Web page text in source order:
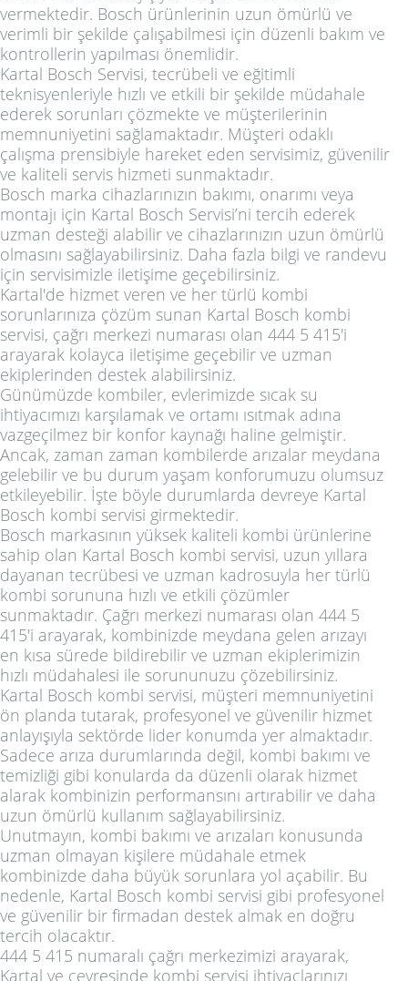
vermektedir. Bosch ürünlerinin uzun ömürlü ve
verimli bir şekilde çalışabilmesi için düzenli bakım ve
kontrollerin yapılması önemlidir.
Kartal Bosch Servisi, tecrübeli ve eğitimli
teknisyenleriyle hızlı ve etkili bir şekilde müdahale
ederek sorunları çözmekte ve müşterilerinin
memnuniyetini sağlamaktadır. Müşteri odaklı
çalışma prensibiyle hareket eden servisimiz, güvenilir
ve kaliteli servis hizmeti sunmaktadır.
Bosch marka cihazlarınızın bakımı, onarımı veya
montajı için Kartal Bosch Servisi’ni tercih ederek
uzman desteği alabilir ve cihazlarınızın uzun ömürlü
olmasını sağlayabilirsiniz. Daha fazla bilgi ve randevu
için servisimizle iletişime geçebilirsiniz.
Kartal'de hizmet veren ve her türlü kombi
sorunlarınıza çözüm sunan Kartal Bosch kombi
servisi, çağrı merkezi numarası olan 444 5 415'i
arayarak kolayca iletişime geçebilir ve uzman
ekiplerinden destek alabilirsiniz.
Günümüzde kombiler, evlerimizde sıcak su
ihtiyacımızı karşılamak ve ortamı ısıtmak adına
vazgeçilmez bir konfor kaynağı haline gelmiştir.
Ancak, zaman zaman kombilerde arızalar meydana
gelebilir ve bu durum yaşam konforumuzu olumsuz
etkileyebilir. İşte böyle durumlarda devreye Kartal
Bosch kombi servisi girmektedir.
Bosch markasının yüksek kaliteli kombi ürünlerine
sahip olan Kartal Bosch kombi servisi, uzun yıllara
dayanan tecrübesi ve uzman kadrosuyla her türlü
kombi sorununa hızlı ve etkili çözümler
sunmaktadır. Çağrı merkezi numarası olan 444 5
415'i arayarak, kombinizde meydana gelen arızayı
en kısa sürede bildirebilir ve uzman ekiplerimizin
hızlı müdahalesi ile sorununuzu çözebilirsiniz.
Kartal Bosch kombi servisi, müşteri memnuniyetini
ön planda tutarak, profesyonel ve güvenilir hizmet
anlayışıyla sektörde lider konumda yer almaktadır.
Sadece arıza durumlarında değil, kombi bakımı ve
temizliği gibi konularda da düzenli olarak hizmet
alarak kombinizin performansını artırabilir ve daha
uzun ömürlü kullanım sağlayabilirsiniz.
Unutmayın, kombi bakımı ve arızaları konusunda
uzman olmayan kişilere müdahale etmek
kombinizde daha büyük sorunlara yol açabilir. Bu
nedenle, Kartal Bosch kombi servisi gibi profesyonel
ve güvenilir bir firmadan destek almak en doğru
tercih olacaktır.
444 5 415 numaralı çağrı merkezimizi arayarak,
Kartal ve çevresinde kombi servisi ihtiyaçlarınızı